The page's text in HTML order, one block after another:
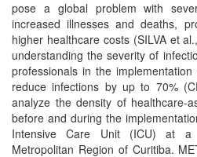
pose a global problem with
increased illnesses and deaths,
higher healthcare costs (SILVA et
understanding the severity of
professionals in the
reduce infections by up to 70%
analyze the density of healthcare-
before and during the
Intensive Care Unit (ICU) at
Metropolitan Region of Curitiba.